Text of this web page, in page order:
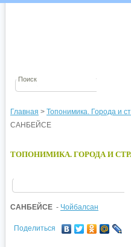
Главная > Топонимика. Города и
САНБЕЙСЕ
ТОПОНИМИКА. ГОРОДА И
САНБЕЙСЕ - Чойбалсан
Поделиться